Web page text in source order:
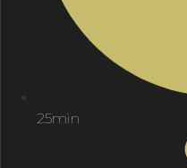
25min